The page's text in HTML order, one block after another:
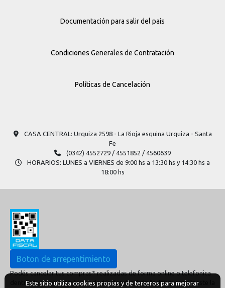
Documentación para salir del país
Condiciones Generales de Contratación
Políticas de Cancelación
CASA CENTRAL: Urquiza 2598​ - La Rioja esquina Urquiza - Santa
Fe
(0342) 4552729 / 4551852 / 4560639
HORARIOS: LUNES a VIERNES de 9:00 hs a 13:30 hs y 14:30 hs a
18:00 hs
Boton de arrepentimiento
Podés cancelar tus compras* realizadas de forma online o telefonica
dentro de un plazo máximo de 10 días desde la fecha que realizaste la
Este sitio utiliza cookies propias y de terceros para mejorar